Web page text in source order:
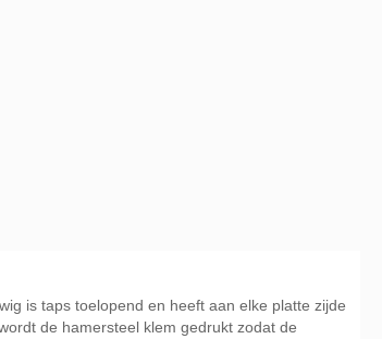
is taps toelopend en heeft aan elke platte zijde
de hamersteel klem gedrukt zodat de